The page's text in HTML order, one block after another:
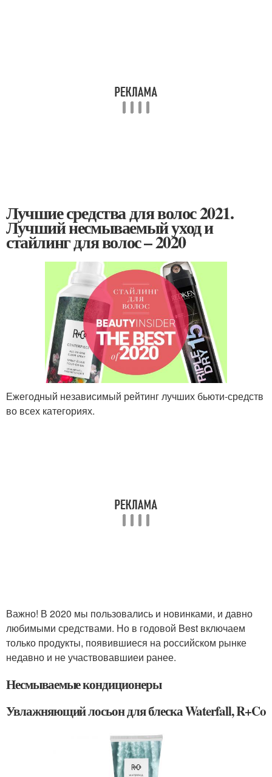
Лучшие средства для волос 2021.
Лучший несмываемый уход и
стайлинг для волос – 2020
Ежегодный независимый рейтинг лучших бьюти-средств
во всех категориях.
Важно! В 2020 мы пользовались и новинками, и давно
любимыми средствами. Но в годовой Best включаем
только продукты, появившиеся на российском рынке
недавно и не участвовавшиеи ранее.
Несмываемые кондиционеры
Увлажняющий лосьон для блеска Waterfall, R+Co